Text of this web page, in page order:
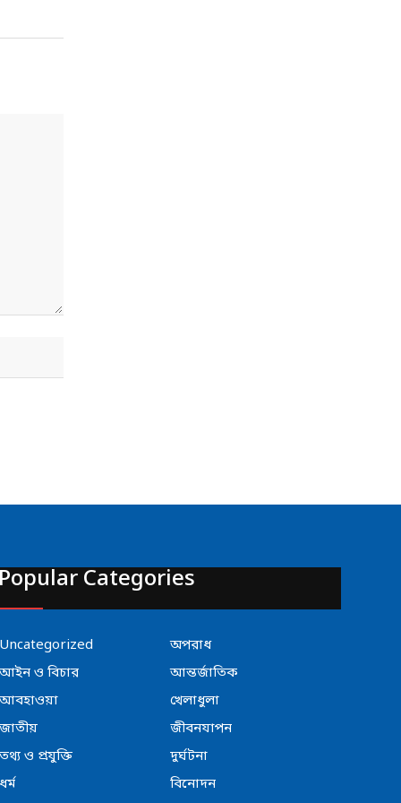
Popular Categories
Uncategorized
অপরাধ
ও বিচার
আন্তর্জাতিক
খেলাধুলা
জাতীয়
জীবনযাপন
তথ্য ও প্রযুক্তি
দুর্ঘটনা
ধর্ম
বিনোদন